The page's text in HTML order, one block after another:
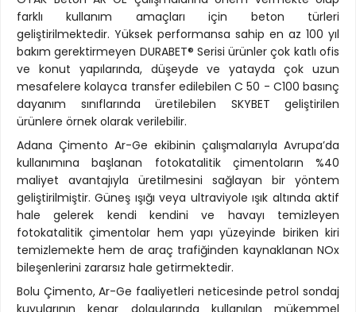
farklı kullanım amaçları için beton türleri
geliştirilmektedir. Yüksek performansa sahip en az 100 yıl
bakım gerektirmeyen DURABET® Serisi ürünler çok katlı ofis
ve konut yapılarında, düşeyde ve yatayda çok uzun
mesafelere kolayca transfer edilebilen C 50 - C100 basınç
dayanım sınıflarında üretilebilen SKYBET geliştirilen
ürünlere örnek olarak verilebilir.
Adana Çimento Ar-Ge ekibinin çalışmalarıyla Avrupa’da
kullanımına başlanan fotokatalitik çimentoların %40
maliyet avantajıyla üretilmesini sağlayan bir yöntem
geliştirilmiştir. Güneş ışığı veya ultraviyole ışık altında aktif
hale gelerek kendi kendini ve havayı temizleyen
fotokatalitik çimentolar hem yapı yüzeyinde biriken kiri
temizlemekte hem de araç trafiğinden kaynaklanan NOx
bileşenlerini zararsız hale getirmektedir.
Bolu Çimento, Ar-Ge faaliyetleri neticesinde petrol sondaj
kuyularının kenar dolgularında kullanılan mükemmel